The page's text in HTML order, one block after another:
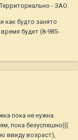
- ЗАО.
как будто занято
будет (8-985-
пока не нужна.
пока безуспешно(((
ввиду возраст),